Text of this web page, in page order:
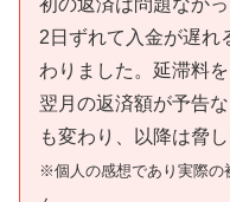
2日ずれて入金が遅れ
わりました。延滞料
翌月の返済額が予告
も変わり、以降は脅
※個人の感想であり実際の